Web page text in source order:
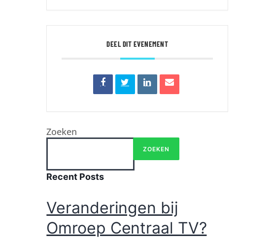
DEEL DIT EVENEMENT
Zoeken
ZOEKEN
Recent Posts
Veranderingen bij
Omroep Centraal TV?